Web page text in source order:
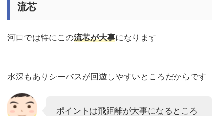
流芯
河口では特にこの流芯が大事になります
水深もありシーバスが回遊しやすいところだからです
ポイントは飛距離が大事になるところ